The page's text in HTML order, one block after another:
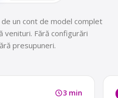
un cont de model complet
venituri. Fără configurări
presupuneri.
3 min